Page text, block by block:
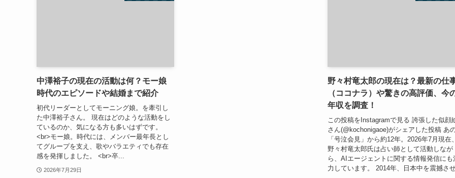
中澤裕子の現在の活動は何？モー娘
時代のエピソードや結婚まで紹介
初代リーダーとしてモーニング娘。を牽引し
た中澤裕子さん。 現在はどのような活動をし
ているのか、気になる方も多いはずです。
<br>モー娘。時代には、メンバー最年長とし
てグループを支え、歌やバラエティでも存在
感を発揮しました。 <br>卒...
2026年7月29日
野々村竜太郎の現在は？最新の仕
（ココナラ）や驚きの高評価、今
年収を調査！
この投稿をInstagramで見る 誇張した似顔
さん(@kochonigaoe)がシェアした投稿 あ
「号泣会見」から約12年。2026年7月現在、
野々村竜太郎氏は占い師として活動しなが
ら、AIエージェントに関する情報発信にも
力しています。 2014年、日本中を震撼させ